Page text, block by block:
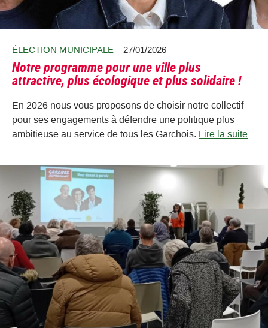
ÉLECTION MUNICIPALE - 27/01/2026
Notre programme pour une ville plus
attractive, plus écologique et plus solidaire !
En 2026 nous vous proposons de choisir notre collectif
pour ses engagements à défendre une politique plus
ambitieuse au service de tous les Garchois. Lire la suite